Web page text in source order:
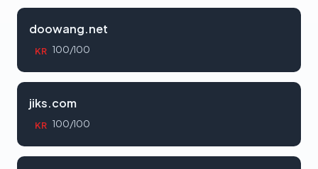
doowang.net
KR 100/100
jiks.com
KR 100/100